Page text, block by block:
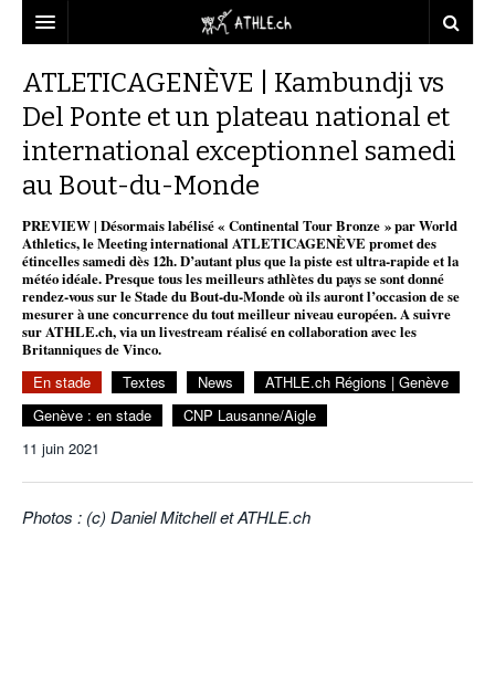
DOSSIERS
CHRONIQUES
MICHEL HERREN
DOPAGE
GALERIES
STATISTIQUES
MINIMA
CNP
PARTENAIRES
CLUBS PARTENAIRES
FÉDÉRATION
TOUS SUPPORTERS D’ATHLE.CH !
VIDEOS
ATHLE.CH
CLUB D’ATHLÉTISME
TOUS SUPPORTERS D’ATHLE.CH !
CHARTE ÉDITORIALE
POURQUOI ATHLE.CH ?
ATHLE.CH RÉGIONS
CNP LAUSANNE/AIGLE
ATHLE.CH RÉGIONS | GENÈVE
ATHLE.CH RÉGIONS | VAUD
ATHLE.CH VINTAGE
TIMELINE
HIGHLIGHTS
ATLETICAGENÈVE | Kambundji vs
Del Ponte et un plateau national et
international exceptionnel samedi
au Bout-du-Monde
PREVIEW | Désormais labélisé « Continental Tour Bronze » par World
Athletics, le Meeting international ATLETICAGENÈVE promet des
étincelles samedi dès 12h. D’autant plus que la piste est ultra-rapide et la
météo idéale. Presque tous les meilleurs athlètes du pays se sont donné
rendez-vous sur le Stade du Bout-du-Monde où ils auront l’occasion de se
mesurer à une concurrence du tout meilleur niveau européen. A suivre
sur ATHLE.ch, via un livestream réalisé en collaboration avec les
Britanniques de Vinco.
En stade Textes News
ATHLE.ch Régions | Genève
Genève : en stade
CNP Lausanne/Aigle
11 juin 2021
Photos : (c) Daniel Mitchell et ATHLE.ch